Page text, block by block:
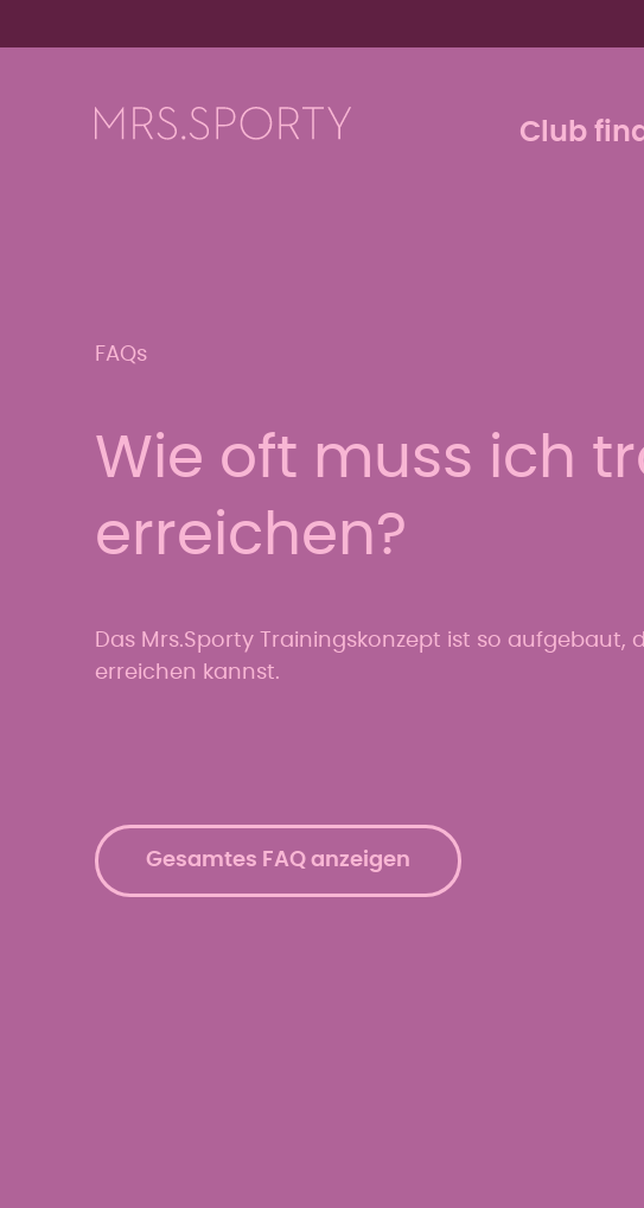
Club
FAQs
Wie oft muss ich
erreichen?
Das Mrs.Sporty Trainingskonzept ist so
erreichen kannst.
Gesamtes FAQ anzeigen